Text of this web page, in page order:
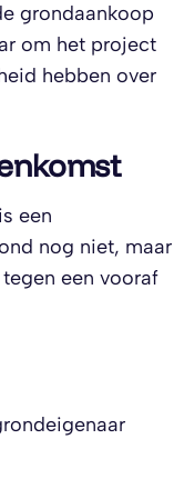
grondaankoop
om het project
hebben over
een
nog niet, maar
een vooraf